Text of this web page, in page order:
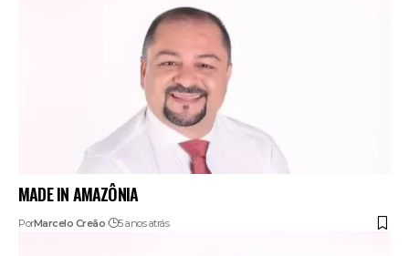
MADE IN AMAZÔNIA
PorMarcelo Creão 5 anos atrás